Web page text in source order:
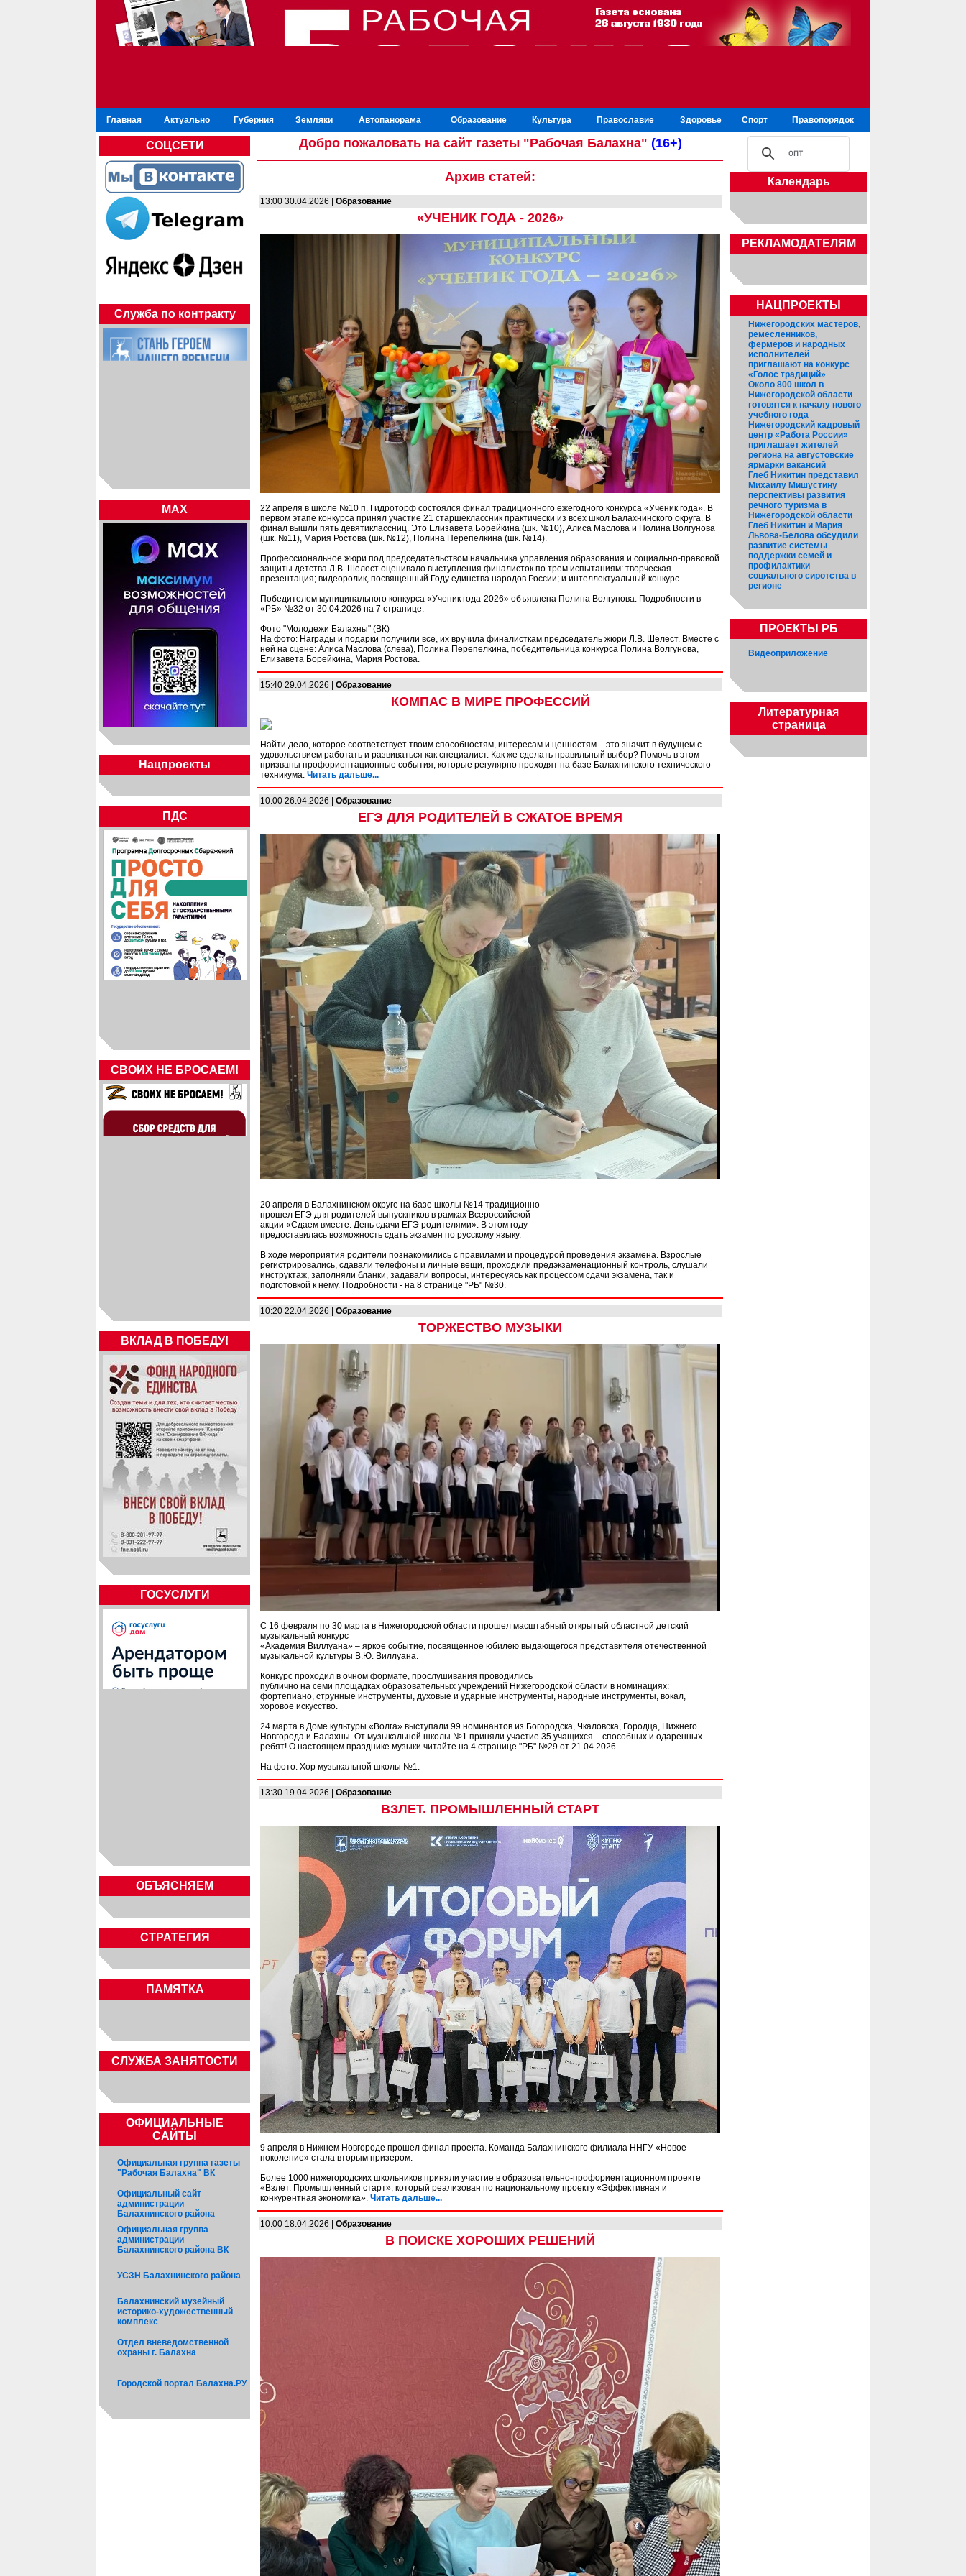
Главная Актуально Губерния Земляки Автопанорама Образование Культура Православие Здоровье Спорт Правопорядок
СОЦСЕТИ
Служба по контракту
MAX
Нацпроекты
ПДС
СВОИХ НЕ БРОСАЕМ!
ВКЛАД В ПОБЕДУ!
ГОСУСЛУГИ
ОБЪЯСНЯЕМ
СТРАТЕГИЯ
ПАМЯТКА
CЛУЖБА ЗАНЯТОСТИ
ОФИЦИАЛЬНЫЕ
САЙТЫ
Официальная группа газеты
"Рабочая Балахна" ВК
Официальный сайт
администрации
Балахнинского района
Официальная группа
администрации
Балахнинского района ВК
УСЗН Балахнинского района
Балахнинский музейный
историко-художественный
комплекс
Отдел вневедомственной
охраны г. Балахна
Городской портал Балахна.РУ
Добро пожаловать на сайт газеты "Рабочая Балахна" (16+)
Архив статей:
13:00 30.04.2026 | Образование
«УЧЕНИК ГОДА - 2026»
22 апреля в школе №10 п. Гидроторф состоялся финал традиционного ежегодного конкурса «Ученик года». В
первом этапе конкурса принял участие 21 старшеклассник практически из всех школ Балахнинского округа. В
финал вышли пять девятиклассниц. Это Елизавета Борейкина (шк. №10), Алиса Маслова и Полина Волгунова
(шк. №11), Мария Ростова (шк. №12), Полина Перепелкина (шк. №14).
Профессиональное жюри под председательством начальника управления образования и социально-правовой
защиты детства Л.В. Шелест оценивало выступления финалисток по трем испытаниям: творческая
презентация; видеоролик, посвященный Году единства народов России; и интеллектуальный конкурс.
Победителем муниципального конкурса «Ученик года-2026» объявлена Полина Волгунова. Подробности в
«РБ» №32 от 30.04.2026 на 7 странице.
Фото "Молодежи Балахны" (ВК)
На фото: Награды и подарки получили все, их вручила финалисткам председатель жюри Л.В. Шелест. Вместе с
ней на сцене: Алиса Маслова (слева), Полина Перепелкина, победительница конкурса Полина Волгунова,
Елизавета Борейкина, Мария Ростова.
15:40 29.04.2026 | Образование
КОМПАС В МИРЕ ПРОФЕССИЙ
Найти дело, которое соответствует твоим способностям, интересам и ценностям – это значит в будущем с
удовольствием работать и развиваться как специалист. Как же сделать правильный выбор? Помочь в этом
призваны профориентационные события, которые регулярно проходят на базе Балахнинского технического
техникума. Читать дальше...
10:00 26.04.2026 | Образование
ЕГЭ ДЛЯ РОДИТЕЛЕЙ В СЖАТОЕ ВРЕМЯ
20 апреля в Балахнинском округе на базе школы №14 традиционно
прошел ЕГЭ для родителей выпускников в рамках Всероссийской
акции «Сдаем вместе. День сдачи ЕГЭ родителями». В этом году
предоставилась возможность сдать экзамен по русскому языку.
В ходе мероприятия родители познакомились с правилами и процедурой проведения экзамена. Взрослые
регистрировались, сдавали телефоны и личные вещи, проходили предэкзаменационный контроль, слушали
инструктаж, заполняли бланки, задавали вопросы, интересуясь как процессом сдачи экзамена, так и
подготовкой к нему. Подробности - на 8 странице "РБ" №30.
10:20 22.04.2026 | Образование
ТОРЖЕСТВО МУЗЫКИ
С 16 февраля по 30 марта в Нижегородской области прошел масштабный открытый областной детский
музыкальный конкурс
«Академия Виллуана» – яркое событие, посвященное юбилею выдающегося представителя отечественной
музыкальной культуры В.Ю. Виллуана.
Конкурс проходил в очном формате, прослушивания проводились
публично на семи площадках образовательных учреждений Нижегородской области в номинациях:
фортепиано, струнные инструменты, духовые и ударные инструменты, народные инструменты, вокал,
хоровое искусство.
24 марта в Доме культуры «Волга» выступали 99 номинантов из Богородска, Чкаловска, Городца, Нижнего
Новгорода и Балахны. От музыкальной школы №1 приняли участие 35 учащихся – способных и одаренных
ребят! О настоящем празднике музыки читайте на 4 странице "РБ" №29 от 21.04.2026.
На фото: Хор музыкальной школы №1.
13:30 19.04.2026 | Образование
ВЗЛЕТ. ПРОМЫШЛЕННЫЙ СТАРТ
9 апреля в Нижнем Новгороде прошел финал проекта. Команда Балахнинского филиала ННГУ «Новое
поколение» стала вторым призером.
Более 1000 нижегородских школьников приняли участие в образовательно-профориентационном проекте
«Взлет. Промышленный старт», который реализован по национальному проекту «Эффективная и
конкурентная экономика». Читать дальше...
10:00 18.04.2026 | Образование
В ПОИСКЕ ХОРОШИХ РЕШЕНИЙ
Календарь
РЕКЛАМОДАТЕЛЯМ
НАЦПРОЕКТЫ
Нижегородских мастеров,
ремесленников,
фермеров и народных
исполнителей
приглашают на конкурс
«Голос традиций»
Около 800 школ в
Нижегородской области
готовятся к началу нового
учебного года
Нижегородский кадровый
центр «Работа России»
приглашает жителей
региона на августовские
ярмарки вакансий
Глеб Никитин представил
Михаилу Мишустину
перспективы развития
речного туризма в
Нижегородской области
Глеб Никитин и Мария
Львова-Белова обсудили
развитие системы
поддержки семей и
профилактики
социального сиротства в
регионе
ПРОЕКТЫ РБ
Видеоприложение
Литературная
страница